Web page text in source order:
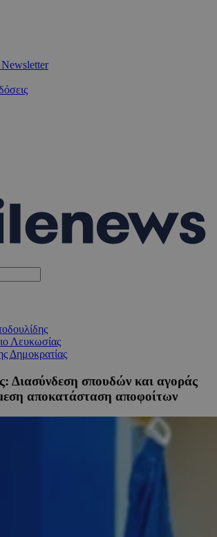
Λευκωσίας
Δημοκρατίας
Διασύνδεση σπουδών και αγοράς
αποκατάσταση αποφοίτων